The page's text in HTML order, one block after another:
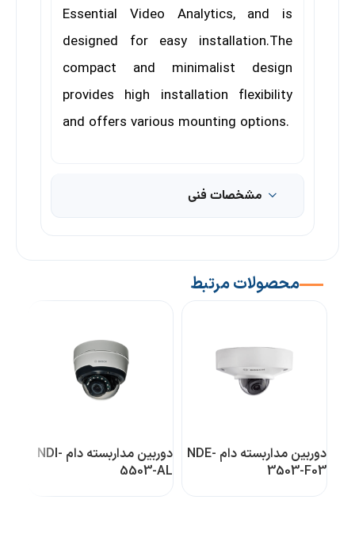
Essential Video Analytics, and is
designed for easy installation.The
compact and minimalist design
provides high installation flexibility
and offers various mounting options.
مشخصات فنی
محصولات مرتبط
دوربین مداربسته دام NDE-
3503-F03
دوربین مداربسته دام NDI-
5503-AL